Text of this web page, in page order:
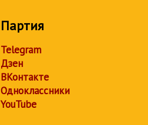
Партия
Telegram
Дзен
ВКонтакте
Одноклассники
YouTube